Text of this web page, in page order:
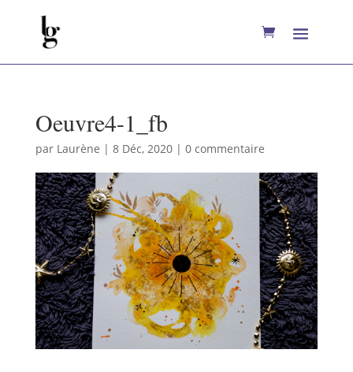
Oeuvre4-1_fb
par Laurène | 8 Déc, 2020| 0 commentaire